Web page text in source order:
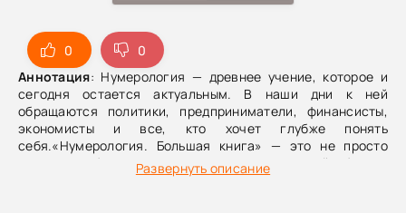
0
0
Аннотация: Нумерология — древнее учение, которое и
сегодня остается актуальным. В наши дни к ней
обращаются политики, предприниматели, финансисты,
экономисты и все, кто хочет глубже понять
себя.«Нумерология. Большая книга» — это не просто
изложение базовых принципов, а полноценный сборник
знаний, систем и авторских методик. Материал собран
Развернуть описание